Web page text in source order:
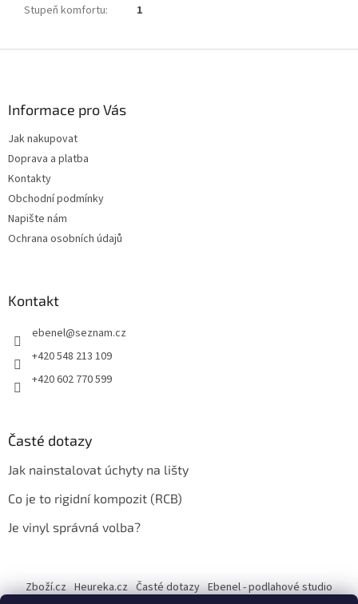
Stupeň komfortu: 1
Informace pro Vás
Jak nakupovat
Doprava a platba
Kontakty
Obchodní podmínky
Napište nám
Ochrana osobních údajů
Kontakt
ebenel@seznam.cz
+420 548 213 109
+420 602 770 599
Časté dotazy
Jak nainstalovat úchyty na lišty
Co je to rigidní kompozit (RCB)
Je vinyl správná volba?
Zboží.cz Heureka.cz Časté dotazy Ebenel - podlahové studio